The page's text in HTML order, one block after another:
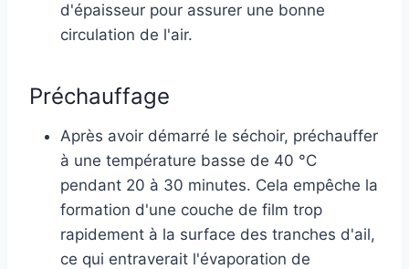
d'épaisseur pour assurer une bonne
circulation de l'air.
Préchauffage
Après avoir démarré le séchoir, préchauffer
à une température basse de 40 °C
pendant 20 à 30 minutes. Cela empêche la
formation d'une couche de film trop
rapidement à la surface des tranches d'ail,
ce qui entraverait l'évaporation de